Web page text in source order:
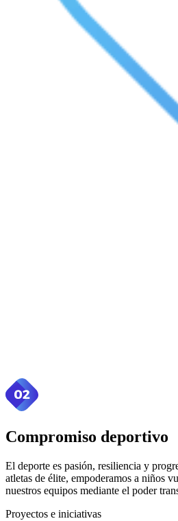
Compromiso deportivo
El deporte es pasión, resiliencia y
atletas de élite, empoderamos a niños
nuestros equipos mediante el poder
Proyectos e iniciativas